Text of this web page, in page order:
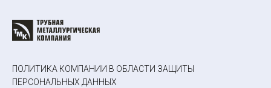
ПОЛИТИКА КОМПАНИИ В ОБЛАСТИ ЗАЩИТЫ
ПЕРСОНАЛЬНЫХ ДАННЫХ